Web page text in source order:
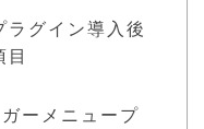
ラグイン導入後
目
ーメニュープ